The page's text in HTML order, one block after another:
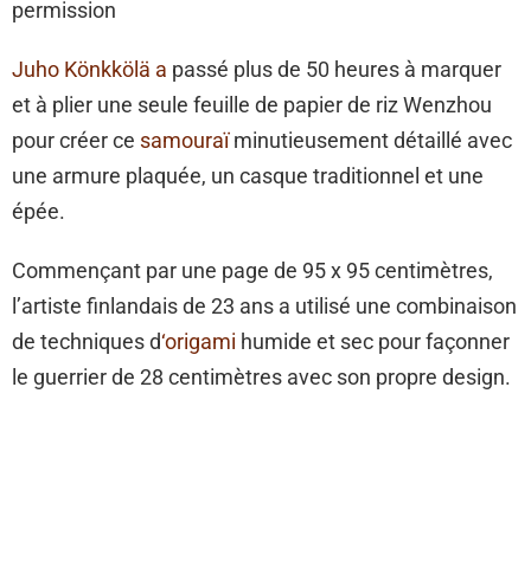
permission
Juho Könkkölä a passé plus de 50 heures à marquer
et à plier une seule feuille de papier de riz Wenzhou
pour créer ce samouraïminutieusement détaillé avec
une armure plaquée, un casque traditionnel et une
épée.
Commençant par une page de 95 x 95 centimètres,
l’artiste finlandais de 23 ans a utilisé une combinaison
de techniques d‘origami humide et sec pour façonner
le guerrier de 28 centimètres avec son propre design.